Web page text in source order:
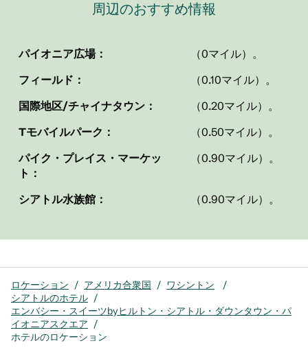
周辺のおすすめ情報
パイオニア広場：
（0マイル）。
フィールド：
（0.10マイル）。
国際地区/チャイナタウン：
（0.20マイル）。
Tモバイルパーク：
（0.50マイル）。
パイク・プレイス・マーケッ
ト：
（0.90マイル）。
シアトル水族館： （0.90マイル）。
ロケーション / アメリカ合衆国 / ワシントン
/
シアトルのホテル /
エンバシー・スイーツbyヒルトン・シアトル・ダウンタウン・パ
イオニアスクエア /
ホテルのロケーション